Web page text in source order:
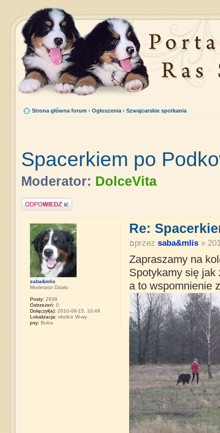
Strona główna forum ‹ Ogłoszenia ‹ Szwajcarskie spotkania
Spacerkiem po
Moderator: DolceVita
Napisz komentarz
Re:
przez saba&mlis»
Zapraszamy na
Spotykamy się jak
a to wspomnienie
saba&mlis
Moderator Działu
Posty: 2939
Ostrzeżeń: 0
Dołączył(a): 2010-08-15, 10:49
Lokalizacja: okolice W-wy
psy: Buba